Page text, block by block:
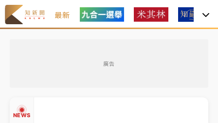
最新
廣告
NEWS
中颱白海豚環流掠北海！今明防劇烈降雨 東部高溫飆
38度